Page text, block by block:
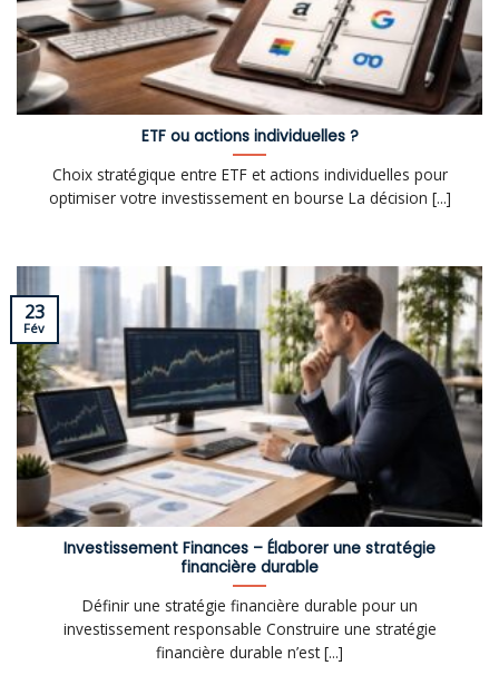
ETF ou actions individuelles ?
Choix stratégique entre ETF et actions individuelles pour
optimiser votre investissement en bourse La décision [...]
Investissement Finances – Élaborer une stratégie
financière durable
Définir une stratégie financière durable pour un
investissement responsable Construire une stratégie
financière durable n’est [...]
23
Fév